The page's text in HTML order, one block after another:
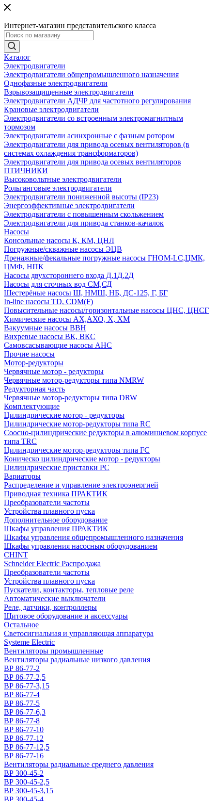
Интернет-магазин представительского класса
Каталог
Электродвигатели
Электродвигатели общепромышленного назначения
Однофазные электродвигатели
Взрывозащищенные электродвигатели
Электродвигатели АДЧР для частотного регулирования
Крановые электродвигатели
Электродвигатели со встроенным электромагнитным
тормозом
Электродвигатели асинхронные с фазным ротором
Электродвигатели для привода осевых вентиляторов (в
системах охлаждения трансформаторов)
Электродвигатели для привода осевых вентиляторов
ПТИЧНИКИ
Высоковольтные электродвигатели
Рольганговые электродвигатели
Электродвигатели пониженной высоты (IP23)
Энергоэффективные электродвигатели
Электродвигатели с повышенным скольжением
Электродвигатели для привода станков-качалок
Насосы
Консольные насосы К, КМ, ЦНЛ
Погружные/скважные насосы ЭЦВ
Дренажные/фекальные погружные насосы ГНОМ-LC,ЦМК,
ЦМФ, НПК
Насосы двухстороннего входа Д,1Д,2Д
Насосы для сточных вод СМ,СД
Шестерёные насосы Ш, НМШ, НБ, ДС-125, Г, БГ
In-line насосы TD, CDM(F)
Повысительные насосы/горизонтальные насосы ЦНС, ЦНСГ
Химические насосы АХ,АХО, Х, ХМ
Вакуумные насосы ВВН
Вихревые насосы ВК, ВКС
Самовсасывающие насосы АНС
Прочие насосы
Мотор-редукторы
Червячные мотор - редукторы
Червячные мотор-редукторы типа NMRW
Редукторная часть
Червячные мотор-редукторы типа DRW
Комплектующие
Цилиндрические мотор - редукторы
Цилиндрические мотор-редукторы типа RC
Соосно-цилиндрические редукторы в алюминиевом корпусе
типа TRC
Цилиндрические мотор-редукторы типа FC
Коническо цилиндрические мотор - редукторы
Цилиндрические приставки PC
Вариаторы
Распределение и управление электроэнергией
Приводная техника ПРАКТИК
Преобразователи частоты
Устройства плавного пуска
Дополнительное оборудование
Шкафы управления ПРАКТИК
Шкафы управления общепромышленного назначения
Шкафы управления насосным оборудованием
CHINT
Schneider Electric Распродажа
Преобразователи частоты
Устройства плавного пуска
Пускатели, контакторы, тепловые реле
Автоматические выключатели
Реле, датчики, контроллеры
Щитовое оборудование и аксессуары
Остальное
Светосигнальная и управляющая аппаратура
Systeme Electric
Вентиляторы промышленные
Вентиляторы радиальные низкого давления
ВР 86-77-2
ВР 86-77-2,5
ВР 86-77-3,15
ВР 86-77-4
ВР 86-77-5
ВР 86-77-6,3
ВР 86-77-8
ВР 86-77-10
ВР 86-77-12
ВР 86-77-12,5
ВР 86-77-16
Вентиляторы радиальные среднего давления
ВР 300-45-2
ВР 300-45-2,5
ВР 300-45-3,15
ВР 300-45-4